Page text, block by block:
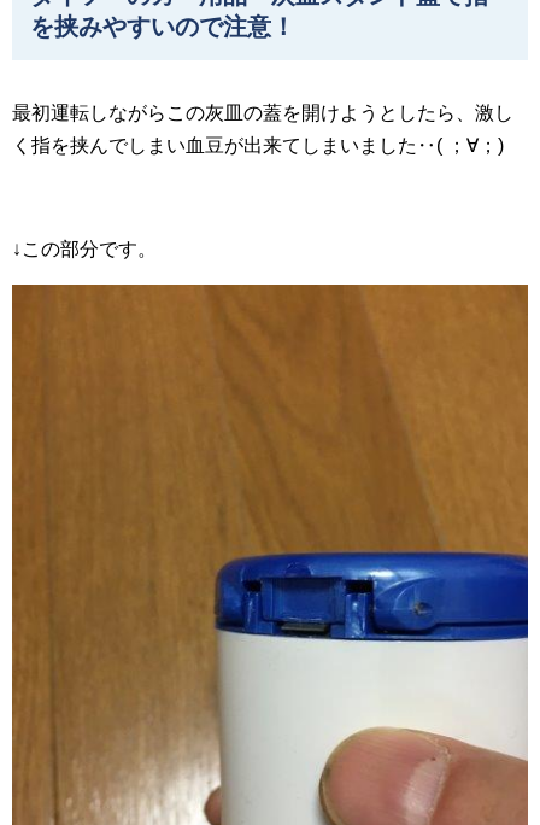
を挟みやすいので注意！
最初運転しながらこの灰皿の蓋を開けようとしたら、激し
く指を挟んでしまい血豆が出来てしまいました‥( ；∀；)
↓この部分です。